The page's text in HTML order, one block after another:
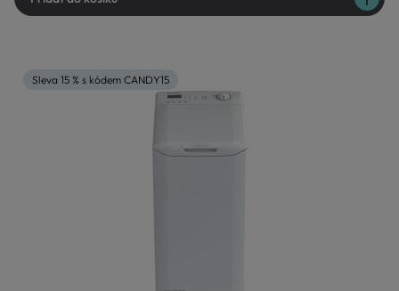
Sleva 15 % s kódem CANDY15